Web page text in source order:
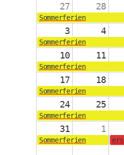
27 28
Sommerferien
3 4
Sommerferien
10 11
Sommerferien
17 18
Sommerferien
24 25
Sommerferien
31 1
Sommerferien